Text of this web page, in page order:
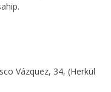
Vázquez, 34, (Herkül